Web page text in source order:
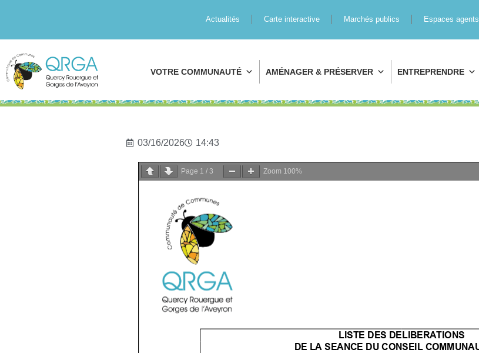
Actualités Carte interactive Marchés publics Espaces agents
VOTRE COMMUNAUTÉ AMÉNAGER & PRÉSERVER ENTREPRENDRE
03/16/2026 14:43
Page 1 /3 Zoom 100%